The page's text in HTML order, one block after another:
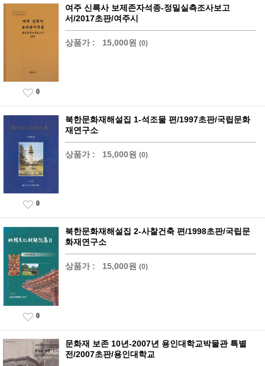
여주 신륵사 보제존자석종-정밀실측조사보고
서/2017초판/여주시
상품가 : 15,000원 (0)
0
북한문화재해설집 1-석조물 편/1997초판/국립문화
재연구소
상품가 : 15,000원 (0)
0
북한문화재해설집 2-사찰건축 편/1998초판/국립문
화재연구소
상품가 : 15,000원 (0)
0
문화재 보존 10년-2007년 용인대학교박물관 특별
전/2007초판/용인대학교